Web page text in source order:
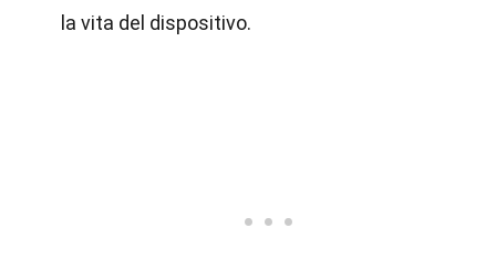
la vita del dispositivo.